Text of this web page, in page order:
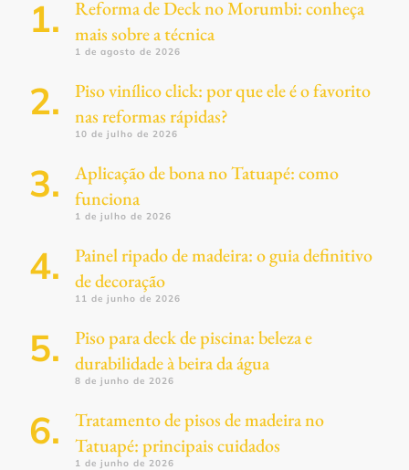
Reforma de Deck no Morumbi: conheça
mais sobre a técnica
1 de agosto de 2026
Piso vinílico click: por que ele é o favorito
nas reformas rápidas?
10 de julho de 2026
Aplicação de bona no Tatuapé: como
funciona
1 de julho de 2026
Painel ripado de madeira: o guia definitivo
de decoração
11 de junho de 2026
Piso para deck de piscina: beleza e
durabilidade à beira da água
8 de junho de 2026
Tratamento de pisos de madeira no
Tatuapé: principais cuidados
1 de junho de 2026